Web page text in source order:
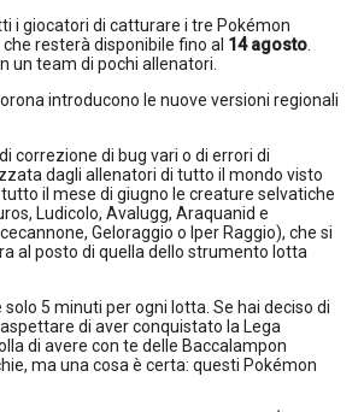
i giocatori di catturare i tre Pokémon
resterà disponibile fino al 14 agosto
un team di pochi allenatori.
introducono le nuove versioni regionali
correzione di bug vari o di errori di
dagli allenatori di tutto il mondo visto
il mese di giugno le creature selvatiche
Ludicolo, Avalugg, Araquanid e
Geloraggio o Iper Raggio), che si
al posto di quella dello strumento lotta
5 minuti per ogni lotta. Se hai deciso di
di aver conquistato la Lega
di avere con te delle Baccalampon
ma una cosa è certa: questi Pokémon